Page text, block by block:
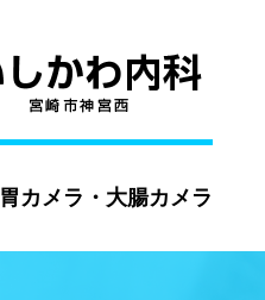
胃カメラ・大腸カメラ